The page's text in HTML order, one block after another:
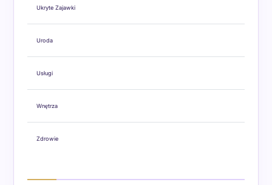
Ukryte Zajawki
Uroda
Usługi
Wnętrza
Zdrowie